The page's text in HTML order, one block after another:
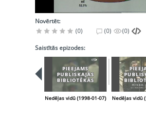
Novērtēt:
(0)
(0) (0)
Saistītās epizodes:
PIEEJAMS
PUBLISKAJĀS
BIBLIOTĒKĀS
Nedēļas vidū (1998-01-07) Nedēļas vidū